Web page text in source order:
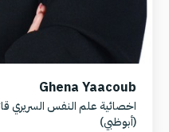
Ghena Yaacoub
اخصائية علم النفس السريري
(أبوظبي)